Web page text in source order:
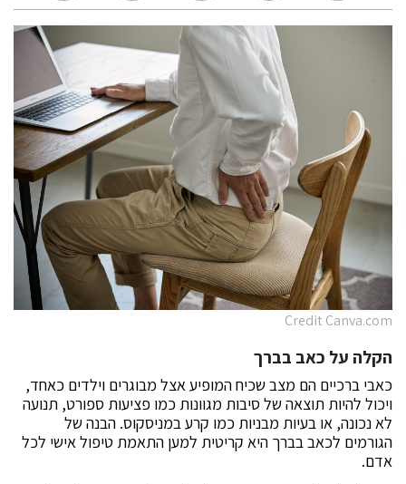
Credit Canva.com
הקלה על כאב בברך
כאבי ברכיים הם מצב שכיח המופיע אצל מבוגרים וילדים כאחד,
ויכול להיות תוצאה של סיבות מגוונות כמו פציעות ספורט, תנועה
לא נכונה, או בעיות מבניות כמו קרע במניסקוס. הבנה של
הגורמים לכאב בברך היא קריטית למען התאמת טיפול אישי לכל
אדם.